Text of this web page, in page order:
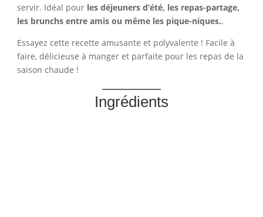
servir. Idéal pour les déjeuners d’été, les repas-partage,
les brunchs entre amis ou même les pique-niques..
Essayez cette recette amusante et polyvalente ! Facile à
faire, délicieuse à manger et parfaite pour les repas de la
saison chaude !
Ingrédients